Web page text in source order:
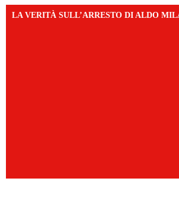
LA VERITÀ SULL’ARRESTO DI ALDO